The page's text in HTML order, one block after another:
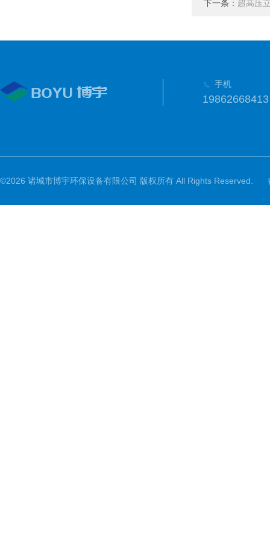
下一条： 超高压
手机
19862668413
©2026 诸城市博宇环保设备有限公司 版权所有 All Rights Reserved.